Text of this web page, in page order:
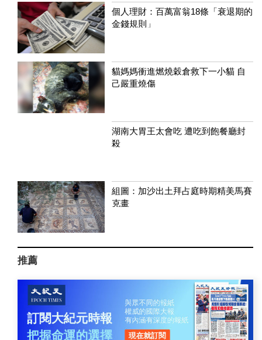
個人理財：百萬富翁18條「衰退期的
金錢規則」
貓媽媽衝進燃燒穀倉救下一小貓 自
己嚴重燒傷
湖南大胃王太會吃 遭吃到飽餐廳封
殺
組圖：加沙出土拜占庭時期精美馬賽
克畫
推薦